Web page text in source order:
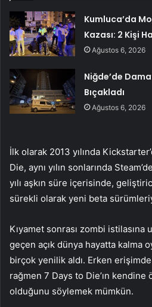
Kumluca’da
Kazası: 2 Kişi
Ağustos 6, 2026
Niğde’de
Bıçakladı
Ağustos 6, 2026
İlk olarak 2013 yılında
Die, aynı yılın sonlarında
yılı aşkın süre içerisinde,
sürekli olarak yeni beta
Kıyamet sonrası zombi istilasına
geçen açık dünya hayatta kalma
birçok yenilik aldı. Erken
rağmen 7 Days to Die’ın
olduğunu söylemek mümkün.